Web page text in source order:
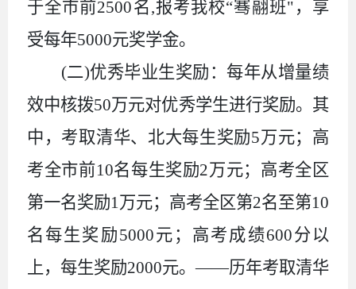
于全市前2500名,报考我校“骞翮班"，享
受每年5000元奖学金。
(二)优秀毕业生奖励：每年从增量绩
效中核拨50万元对优秀学生进行奖励。其
中，考取清华、北大每生奖励5万元；高
考全市前10名每生奖励2万元；高考全区
第一名奖励1万元；高考全区第2名至第10
名每生奖励5000元；高考成绩600分以
上，每生奖励2000元。——历年考取清华